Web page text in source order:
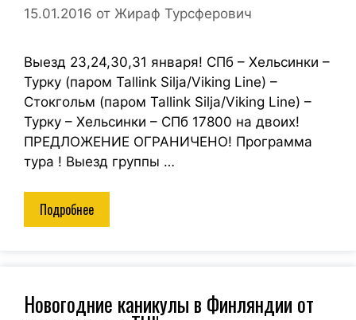
15.01.2016 от Жираф Турсферович
Выезд 23,24,30,31 января! СПб – Хельсинки –
Турку (паром Tallink Silja/Viking Line) –
Стокгольм (паром Tallink Silja/Viking Line) –
Турку – Хельсинки – СПб 17800 на двоих!
ПРЕДЛОЖЕНИЕ ОГРАНИЧЕНО! Программа
тура ! Выезд группы …
Подробнее
Новогодние каникулы в Финляндии от